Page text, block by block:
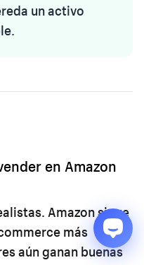
un activo
en Amazon
Amazon sigue
más
aún ganan buenas